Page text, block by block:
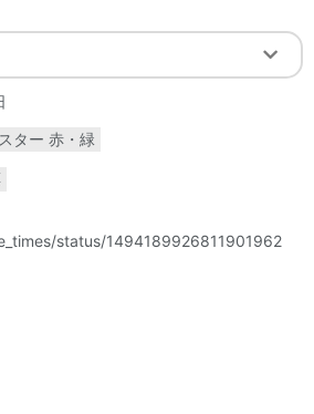
ター 赤・緑
status/1494189926811901962